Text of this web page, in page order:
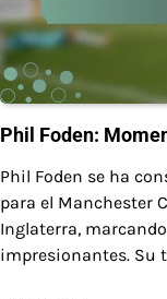
Phil Foden:
Phil Foden se ha
para el Manchester
Inglaterra,
impresionantes. Su